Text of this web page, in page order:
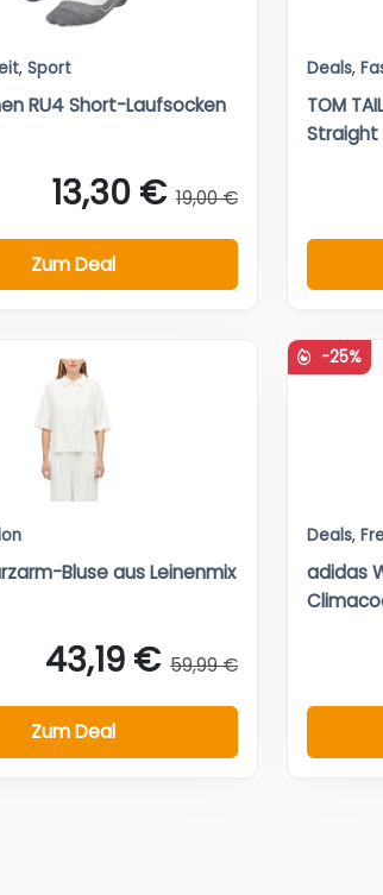
, Sport
RU4 Short-Laufsocken
13,30 € 19,00 €
Zum Deal
Deals,
TOM
Straight
Bluse aus Leinenmix
43,19 € 59,99 €
Zum Deal
-25%
Deals,
adidas